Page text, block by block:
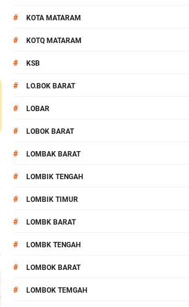
# KOTA MATARAM
# KOTQ MATARAM
# KSB
# LO.BOK BARAT
# LOBAR
# LOBOK BARAT
# LOMBAK BARAT
# LOMBIK TENGAH
# LOMBIK TIMUR
# LOMBK BARAT
# LOMBK TENGAH
# LOMBOK BARAT
# LOMBOK TEMGAH